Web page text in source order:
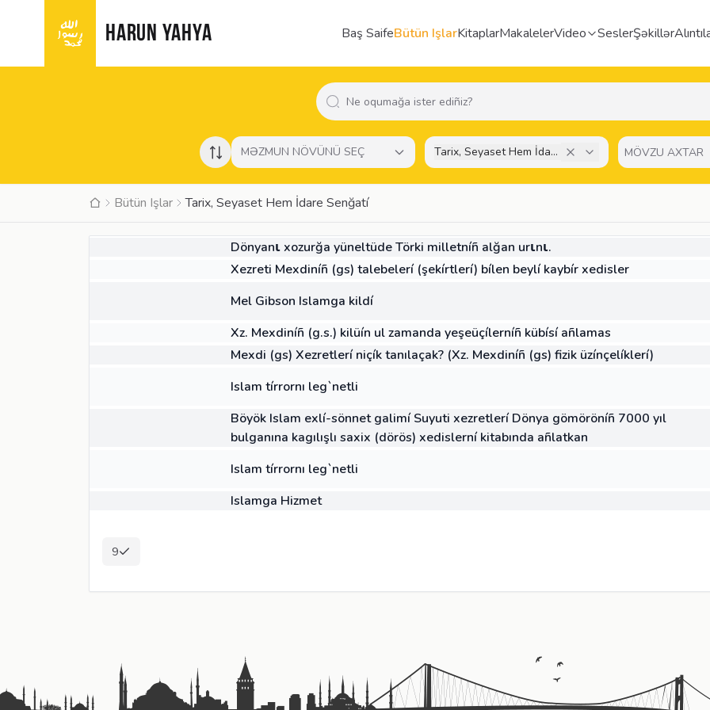
HARUN YAHYA Baş SaifeBütün IşlarKitaplarMakalelerVideo SeslerŞəkillər
MƏZMUN NÖVÜNÜ SEÇ Tarix, Seyaset Hem İdare Senğatí
Bütün Işlar Tarix, Seyaset Hem İdare Senğatí
Dönyanι xozurğa yüneltüde Törki milletníñ alğan urιnι.
Xezreti Mexdiníñ (gs) talebelerí (şekírtlerí) bílen beylí kaybír xedisler
Mel Gibson Islamga kildí
Xz. Mexdiníñ (g.s.) kilüín ul zamanda yeşeüçílerníñ kübísí añlamas
Mexdi (gs) Xezretlerí niçík tanılaçak? (Xz. Mexdiníñ (gs) fizik üzínçelíklerí)
Islam tírrornı leg`netli
Böyök Islam exlí-sönnet galimí Suyuti xezretlerí Dönya gömöröníñ 7000 yıl
bulganına kagılışlı saxix (dörös) xedislerní kitabında añlatkan
Islam tírrornı leg`netli
Islamga Hizmet
9